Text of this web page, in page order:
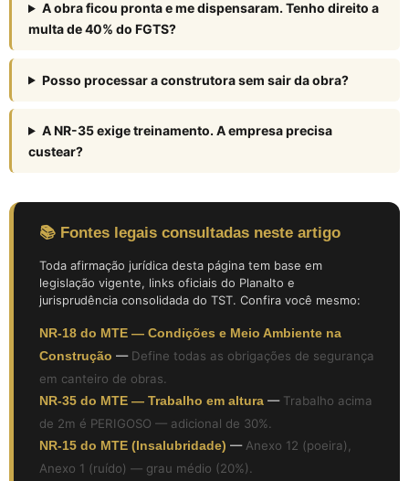
A obra ficou pronta e me dispensaram. Tenho direito a
multa de 40% do FGTS?
Posso processar a construtora sem sair da obra?
A NR-35 exige treinamento. A empresa precisa
custear?
📚 Fontes legais consultadas neste artigo
Toda afirmação jurídica desta página tem base em
legislação vigente, links oficiais do Planalto e
jurisprudência consolidada do TST. Confira você mesmo:
NR-18 do MTE — Condições e Meio Ambiente na
Construção — Define todas as obrigações de segurança
em canteiro de obras.
NR-35 do MTE — Trabalho em altura — Trabalho acima
de 2m é PERIGOSO — adicional de 30%.
NR-15 do MTE (Insalubridade) — Anexo 12 (poeira),
Anexo 1 (ruído) — grau médio (20%).